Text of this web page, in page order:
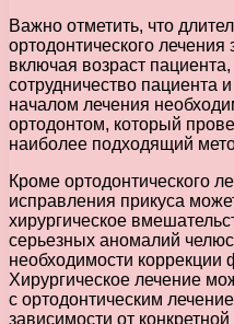
Важно отметить, что
ортодонтического
включая возраст
сотрудничество пациента
началом лечения
ортодонтом, который
наиболее подходящий
Кроме ортодонтического
исправления прикуса
хирургическое
серьезных аномалий
необходимости
Хирургическое лечение
с ортодонтическим
зависимости от конкретной